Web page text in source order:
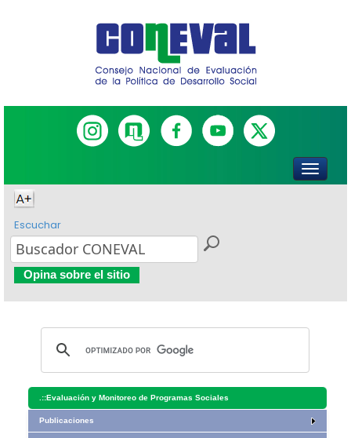
Escuchar
Opina sobre el sitio
.::Evaluación y Monitoreo de Programas Sociales
Publicaciones